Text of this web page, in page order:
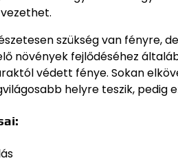
szükség van fényre,
növények fejlődéséhez
védett fénye. Sokan
helyre teszik, pedig